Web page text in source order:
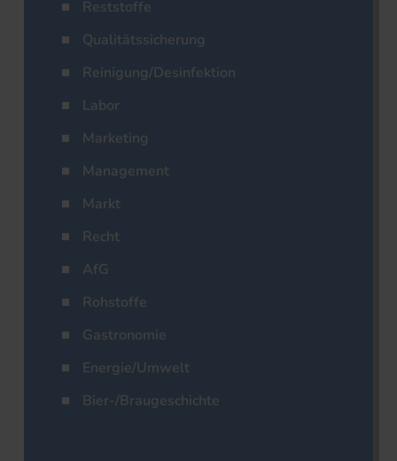
Reststoffe
Qualitätssicherung
Reinigung/Desinfektion
Labor
Marketing
Management
Markt
Recht
AfG
Rohstoffe
Gastronomie
Energie/Umwelt
Bier-/Braugeschichte